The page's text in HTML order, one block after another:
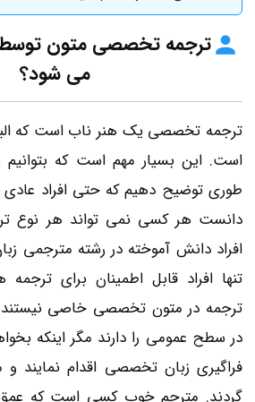
ترجمه تخصصی متون توسط
می شود؟
ترجمه تخصصی یک هنر ناب است که
است. این بسیار مهم است که بتوانیم
طوری توضیح دهیم که حتی افراد عادی
دانست هر کسی نمی تواند هر نوع
افراد دانش آموخته در رشته مترجمی
تنها افراد قابل اطمینان برای ترجمه
ترجمه در متون تخصصی خاصی نیستند
در سطح عمومی را دارند مگر اینکه
فراگیری زبان تخصصی اقدام